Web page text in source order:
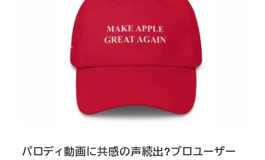
パロディ動画に共感の声続出?プロユーザー